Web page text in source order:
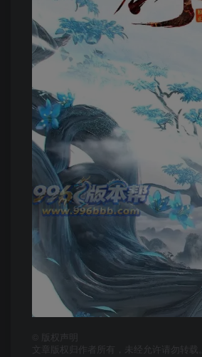
版权声明
文章版权归作者所有，未经允许请勿转载。